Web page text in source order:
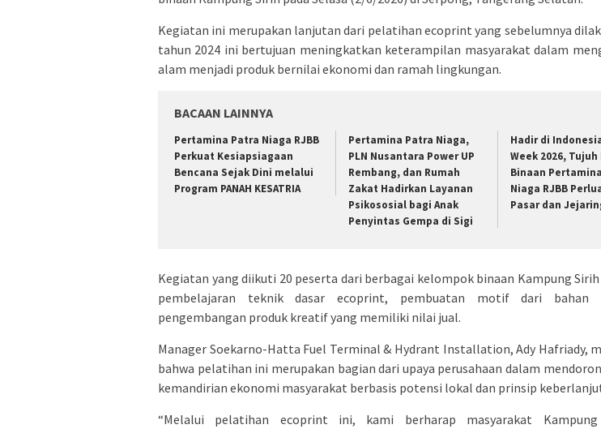
Kegiatan ini merupakan lanjutan dari pelatihan ecoprint yang sebelumnya
tahun 2024 ini bertujuan meningkatkan keterampilan masyarakat dalam
alam menjadi produk bernilai ekonomi dan ramah lingkungan.
BACAAN LAINNYA
Pertamina Patra Niaga RJBB
Perkuat Kesiapsiagaan
Bencana Sejak Dini melalui
Program PANAH KESATRIA
Pertamina Patra Niaga,
PLN Nusantara Power UP
Rembang, dan Rumah
Zakat Hadirkan Layanan
Psikososial bagi Anak
Penyintas Gempa di Sigi
Hadir di
Week 2026,
Binaan
Niaga RJBB
Pasar dan
Kegiatan yang diikuti 20 peserta dari berbagai kelompok binaan Kampung
pembelajaran teknik dasar ecoprint, pembuatan motif dari bahan
pengembangan produk kreatif yang memiliki nilai jual.
Manager Soekarno-Hatta Fuel Terminal & Hydrant Installation, Ady Hafriady,
bahwa pelatihan ini merupakan bagian dari upaya perusahaan dalam
kemandirian ekonomi masyarakat berbasis potensi lokal dan prinsip
“Melalui pelatihan ecoprint ini, kami berharap masyarakat